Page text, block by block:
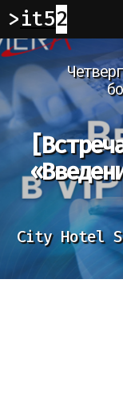
it52
City Hotel